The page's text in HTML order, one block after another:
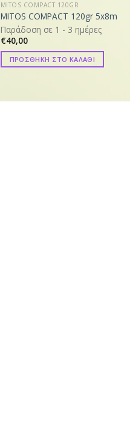
MITOS COMPACT 120GR
MITOS COMPACT 120gr 5x8m
Παράδοση σε 1 - 3 ημέρες
€40,00
ΠΡΟΣΘΗΚΗ ΣΤΟ ΚΑΛΑΘΙ